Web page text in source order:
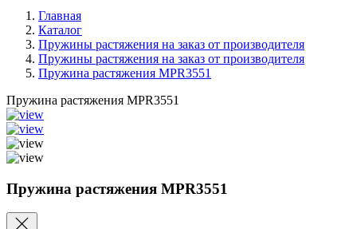
Главная
Каталог
Пружины растяжения на заказ от производителя
Пружины растяжения на заказ от производителя
Пружина растяжения MPR3551
Пружина растяжения MPR3551
Пружина растяжения MPR3551